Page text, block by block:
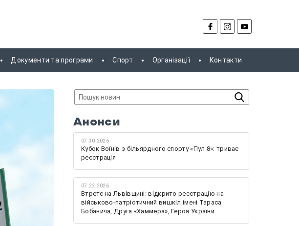
Документи та програми Спорт Організації Контакти
Анонси
07.30.2026
Кубок Воїнів з більярдного спорту «Пул 8»: триває
реєстрація
07.22.2026
Втретє на Львівщині: відкрито реєстрацію на
військово-патріотичний вишкіл імені Тараса
Бобанича, Друга «Хаммера», Героя України